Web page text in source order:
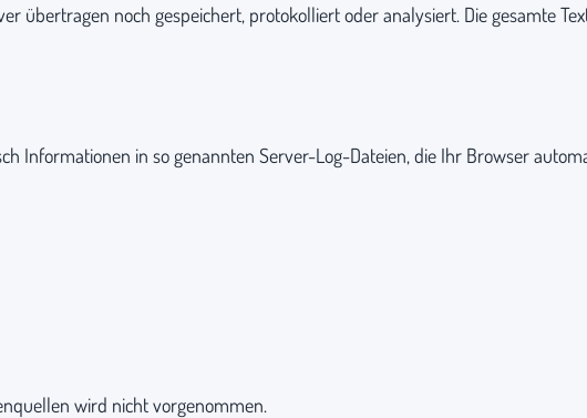
übertragen noch gespeichert, protokolliert oder analysiert. Die gesamte
Informationen in so genannten Server-Log-Dateien, die Ihr Browser
wird nicht vorgenommen.